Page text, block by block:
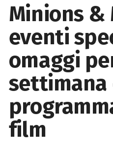
Minions &
eventi
omaggi
settimana
film